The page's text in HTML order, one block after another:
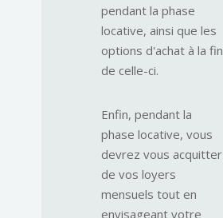
pendant la phase
locative, ainsi que les
options d'achat à la fin
de celle-ci.
Enfin, pendant la
phase locative, vous
devrez vous acquitter
de vos loyers
mensuels tout en
envisageant votre